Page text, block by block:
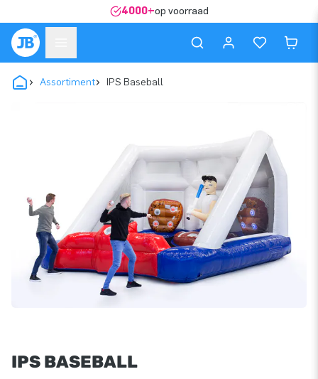
4000+op voorraad
Assortiment IPS Baseball
IPS BASEBALL